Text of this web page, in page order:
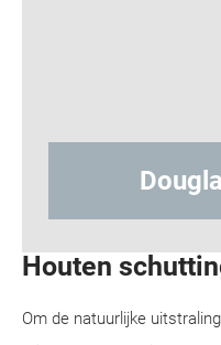
schutting
Houten
Om de natuurlijke